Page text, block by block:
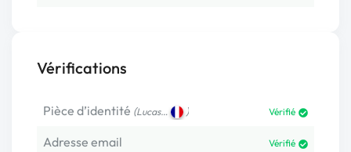
Vérifications
Pièce d’identité (Lucas… ) Vérifié
Adresse email Vérifié